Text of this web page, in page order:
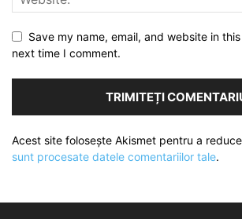
Save my name, email, and website in
next time I comment.
Acest site folosește Akismet pentru a
sunt procesate datele comentariilor tale.